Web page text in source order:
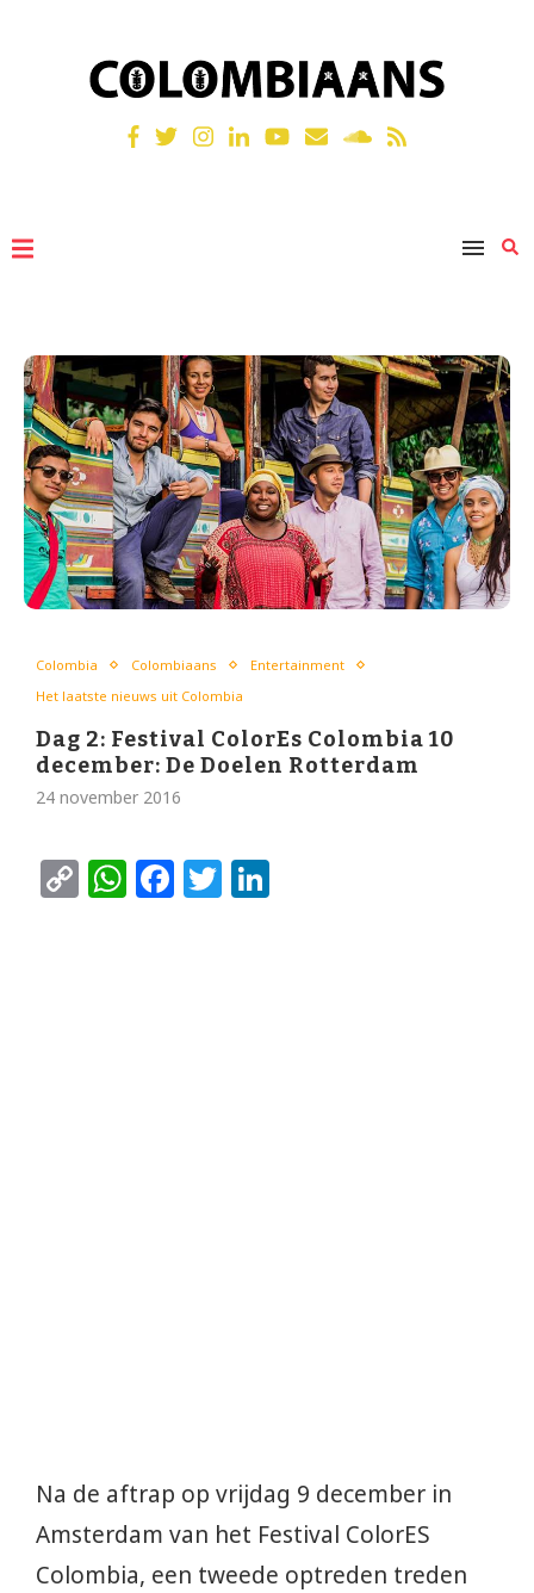
Colombia Colombiaans
Entertainment
Het laatste nieuws uit Colombia
Dag 2: Festival ColorEs Colombia 10
december: De Doelen Rotterdam
24 november 2016
CopyWhatsApp
Facebook
Twitter
Na de aftrap op vrijdag 9 december in
Amsterdam van het Festival ColorES
Colombia, een tweede optreden treden